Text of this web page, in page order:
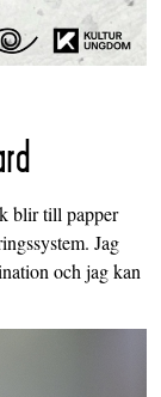
blir till papper
Jag
och jag kan